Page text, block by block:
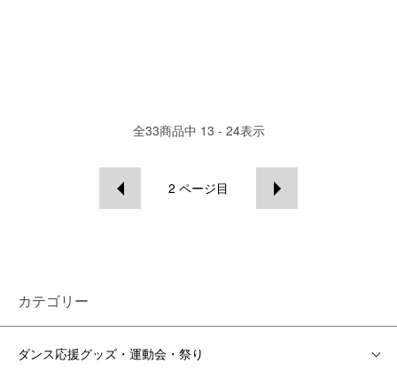
全33商品中 13 - 24表示
2 ページ目
カテゴリー
ダンス応援グッズ・運動会・祭り